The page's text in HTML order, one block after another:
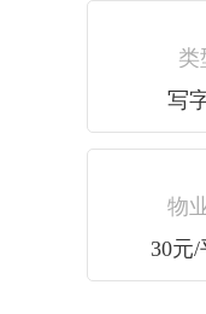
类
写
物
30元/